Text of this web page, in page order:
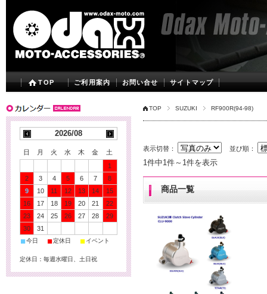
TOP ご利用案内 お問い合せ サイトマップ
TOP SUZUKI RF900R(94-98)
表示切替： 並び順：
1件中1件～1件を表示
商品一覧
2026/08
日 月 火 水 木 金
土
1
2
3 4 5 6 7
8
9
10 11 12 13 14
15
16
17 18 19 20 21
22
23
24 25 26 27 28
29
30
31
■今日 ■定休日 ■ イベント
定休日：毎週水曜日、土日祝